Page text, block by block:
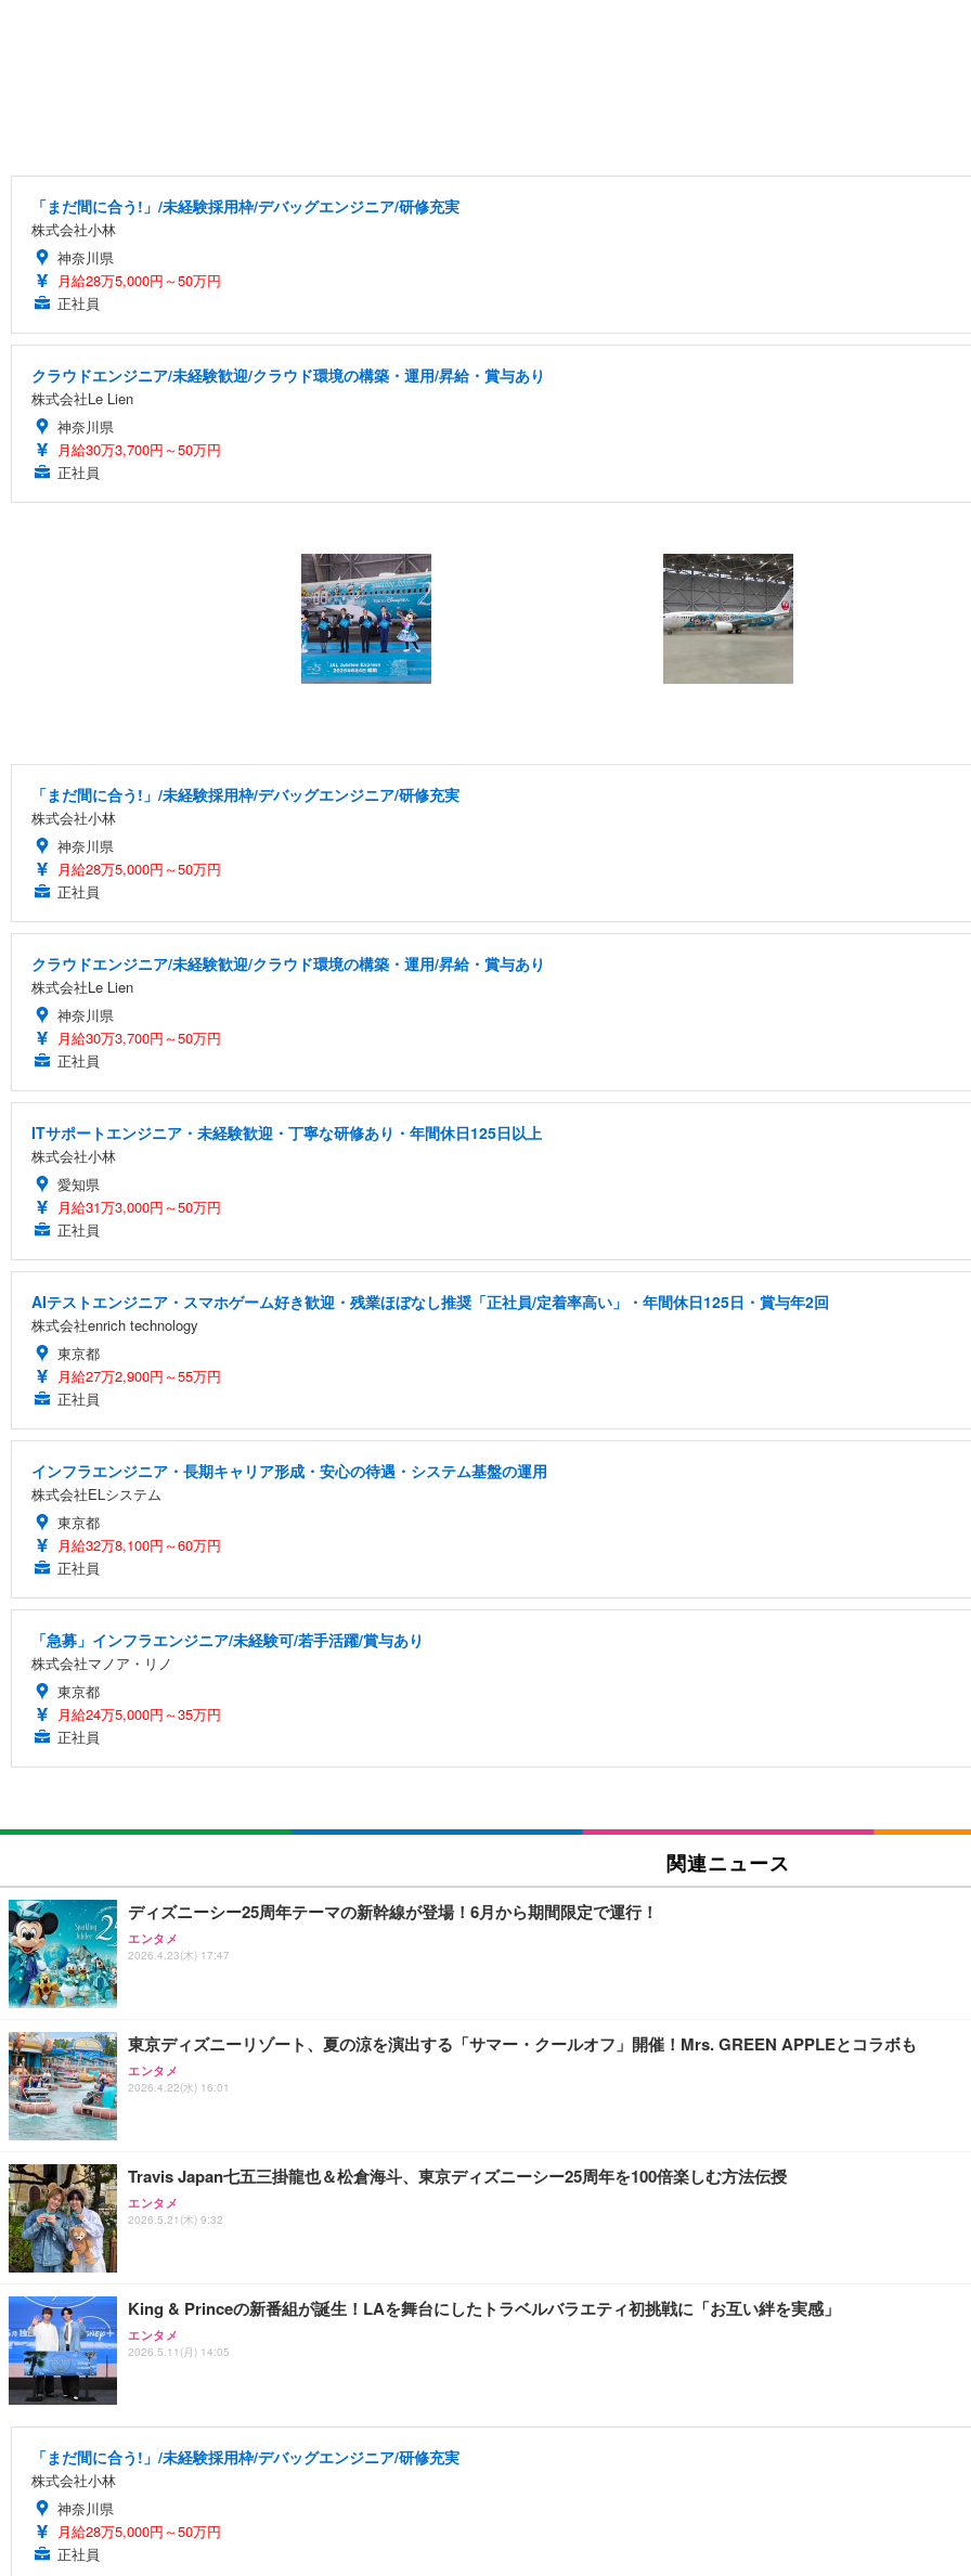
「まだ間に合う!」/未経験採用枠/デバッグエンジニア/研修充実
株式会社小林
神奈川県
月給28万5,000円～50万円
正社員
クラウドエンジニア/未経験歓迎/クラウド環境の構築・運用/昇給・賞与あり
株式会社Le Lien
神奈川県
月給30万3,700円～50万円
正社員
「まだ間に合う!」/未経験採用枠/デバッグエンジニア/研修充実
株式会社小林
神奈川県
月給28万5,000円～50万円
正社員
クラウドエンジニア/未経験歓迎/クラウド環境の構築・運用/昇給・賞与あり
株式会社Le Lien
神奈川県
月給30万3,700円～50万円
正社員
ITサポートエンジニア・未経験歓迎・丁寧な研修あり・年間休日125日以上
株式会社小林
愛知県
月給31万3,000円～50万円
正社員
AIテストエンジニア・スマホゲーム好き歓迎・残業ほぼなし推奨「正社員/定着率高い」・年間休日125日・賞与年2回
株式会社enrich technology
東京都
月給27万2,900円～55万円
正社員
インフラエンジニア・長期キャリア形成・安心の待遇・システム基盤の運用
株式会社ELシステム
東京都
月給32万8,100円～60万円
正社員
「急募」インフラエンジニア/未経験可/若手活躍/賞与あり
株式会社マノア・リノ
東京都
月給24万5,000円～35万円
正社員
関連ニュース
ディズニーシー25周年テーマの新幹線が登場！6月から期間限定で運行！
エンタメ
2026.4.23(木) 17:47
東京ディズニーリゾート、夏の涼を演出する「サマー・クールオフ」開催！Mrs. GREEN APPLEとコラボも
エンタメ
2026.4.22(水) 16:01
Travis Japan七五三掛龍也＆松倉海斗、東京ディズニーシー25周年を100倍楽しむ方法伝授
エンタメ
2026.5.21(木) 9:32
King & Princeの新番組が誕生！LAを舞台にしたトラベルバラエティ初挑戦に「お互い絆を実感」
エンタメ
2026.5.11(月) 14:05
「まだ間に合う!」/未経験採用枠/デバッグエンジニア/研修充実
株式会社小林
神奈川県
月給28万5,000円～50万円
正社員